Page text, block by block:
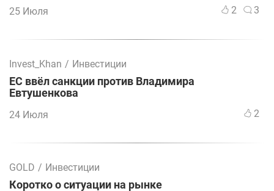
25 Июля 2 3
Invest_Khan / Инвестиции
ЕС ввёл санкции против Владимира
Евтушенкова
24 Июля 2
GOLD / Инвестиции
Коротко о ситуации на рынке